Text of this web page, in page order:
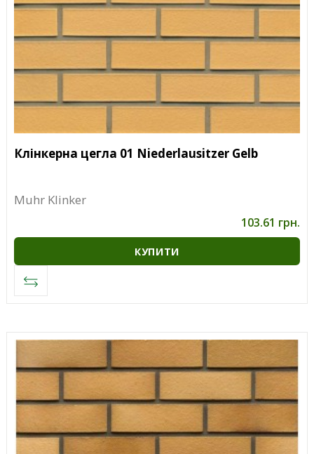
Клінкерна цегла 01 Niederlausitzer Gelb
Muhr Klinker
103.61 грн.
КУПИТИ